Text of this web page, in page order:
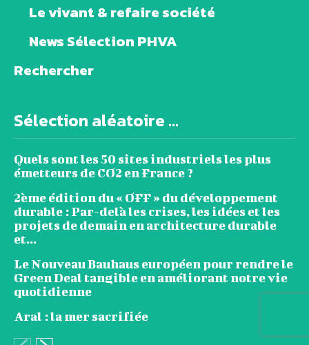
Le vivant & refaire société
News Sélection PHVA
Rechercher
Sélection aléatoire ...
Quels sont les 50 sites industriels les plus
émetteurs de CO2 en France ?
2ème édition du « OFF » du développement
durable : Par-delà les crises, les idées et les
projets de demain en architecture durable
et...
Le Nouveau Bauhaus européen pour rendre le
Green Deal tangible en améliorant notre vie
quotidienne
Aral : la mer sacrifiée